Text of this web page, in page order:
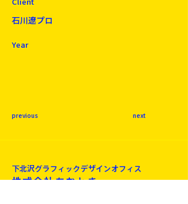
Client
石川遼プロ
Year
previous next
下北沢​グラフィックデザインオフィス
株式会社あおとき